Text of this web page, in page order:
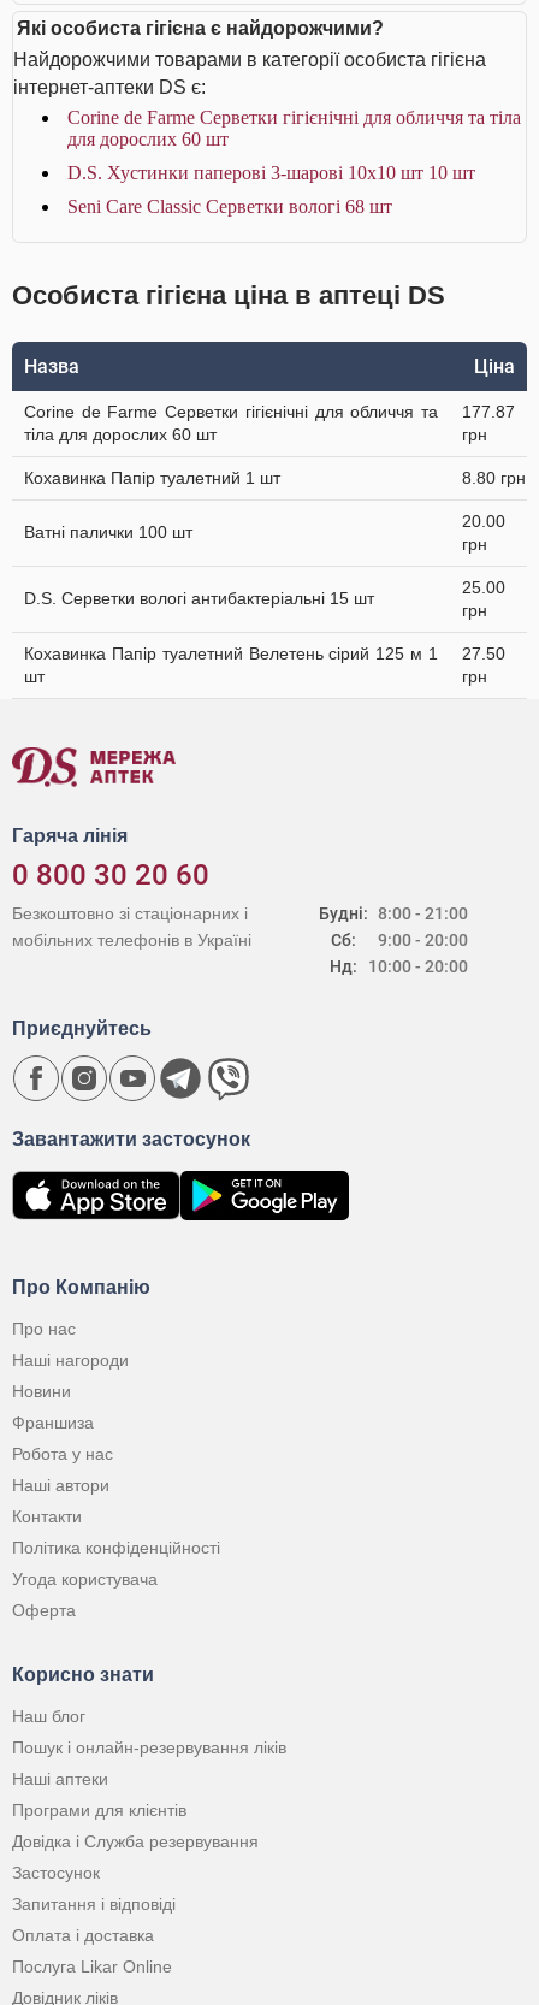
Які особиста гігієна є найдорожчими?
Найдорожчими товарами в категорії особиста гігієна
інтернет-аптеки DS є:
Corine de Farme Серветки гігієнічні для обличчя та тіла
для дорослих 60 шт
D.S. Хустинки паперові 3-шарові 10х10 шт 10 шт
Seni Care Classic Серветки вологі 68 шт
Особиста гігієна ціна в аптеці DS
Назва Ціна
Corine de Farme Серветки гігієнічні для обличчя та
тіла для дорослих 60 шт
177.87
грн
Кохавинка Папір туалетний 1 шт 8.80 грн
Ватні палички 100 шт
20.00
грн
D.S. Серветки вологі антибактеріальні 15 шт
25.00
грн
Кохавинка Папір туалетний Велетень сірий 125 м 1
шт
27.50
грн
Гаряча лінія
0 800 30 20 60
Будні:
Сб:
Нд:
8:00 - 21:00
9:00 - 20:00
10:00 - 20:00
Безкоштовно зі стаціонарних і
мобільних телефонів в Україні
Про Компанію
Про нас
Наші нагороди
Новини
Франшиза
Робота у нас
Наші автори
Контакти
Політика конфіденційності
Угода користувача
Оферта
Корисно знати
Наш блог
Пошук і онлайн-резервування ліків
Наші аптеки
Програми для клієнтів
Довідка і Служба резервування
Застосунок
Запитання і відповіді
Оплата і доставка
Послуга Likar Online
Довідник ліків
Завантажити застосунок
Приєднуйтесь